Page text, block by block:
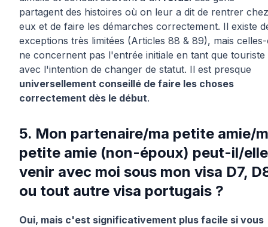
partagent des histoires où on leur a dit de rentrer chez
eux et de faire les démarches correctement. Il existe
exceptions très limitées (Articles 88 & 89), mais
ne concernent pas l'entrée initiale en tant que touriste
avec l'intention de changer de statut. Il est presque
universellement conseillé de faire les choses
correctement dès le début.
5. Mon partenaire/ma petite amie/
petite amie (non-époux) peut-il/elle
venir avec moi sous mon visa D7,
ou tout autre visa portugais ?
Oui, mais c'est significativement plus facile si vous